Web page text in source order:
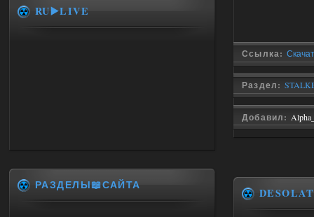
Ссылка:
Раздел:
Добавил:
RU▶️LIVE
РАЗДЕЛЫ📖САЙТА